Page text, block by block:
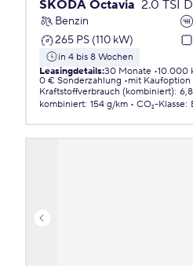
ŠKODA Octavia 2.0 TSI
Benzin
265 PS (110 kW)
in 4 bis 8 Wochen
Leasingdetails:30 Monate 10.000
0 € Sonderzahlung
mit Kaufoption
Kraftstoffverbrauch (kombiniert):
kombiniert: 154 g/km CO₂-Klasse: